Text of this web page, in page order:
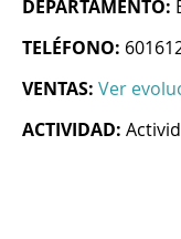
DEPARTAMENTO:
TELÉFONO:
VENTAS: Ver
ACTIVIDAD: